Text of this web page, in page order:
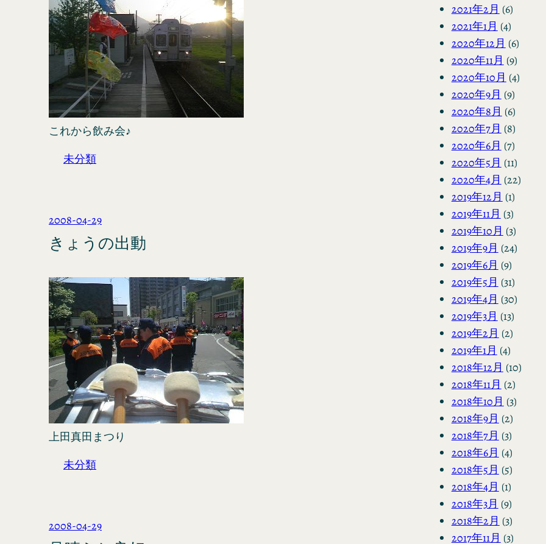
これから飲み会♪
未分類
2008-04-29
きょうの出動
上田真田まつり
未分類
2008-04-29
2021年2月 (6)
2021年1月 (4)
2020年12月 (6)
2020年11月 (9)
2020年10月 (4)
2020年9月 (9)
2020年8月 (6)
2020年7月 (8)
2020年6月 (7)
2020年5月 (11)
2020年4月 (22)
2019年12月 (1)
2019年11月 (3)
2019年10月 (3)
2019年9月 (24)
2019年6月 (9)
2019年5月 (31)
2019年4月 (30)
2019年3月 (13)
2019年2月 (2)
2019年1月 (4)
2018年12月 (10)
2018年11月 (2)
2018年10月 (3)
2018年9月 (2)
2018年7月 (3)
2018年6月 (4)
2018年5月 (5)
2018年4月 (1)
2018年3月 (9)
2018年2月 (3)
2017年11月 (3)